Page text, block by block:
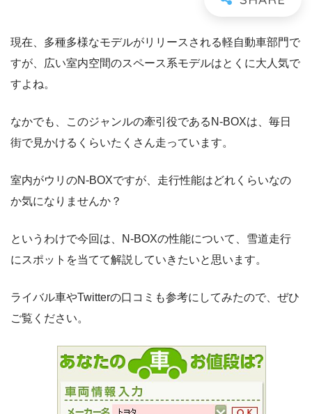
現在、多種多様なモデルがリリースされる軽自動車部門で
すが、広い室内空間のスペース系モデルはとくに大人気で
すよね。
なかでも、このジャンルの牽引役であるN-BOXは、毎日
街で見かけるくらいたくさん走っています。
室内がウリのN-BOXですが、走行性能はどれくらいなの
か気になりませんか？
というわけで今回は、N-BOXの性能について、雪道走行
にスポットを当てて解説していきたいと思います。
ライバル車やTwitterの口コミも参考にしてみたので、ぜひ
ご覧ください。